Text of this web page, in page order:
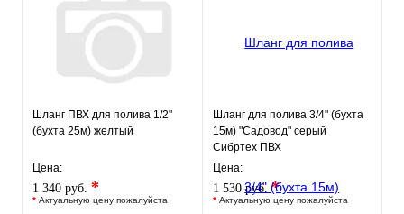
Шланг ПВХ для полива 1/2"
(бухта 25м) желтый
Цена:
1 340 руб. *
* Актуальную цену пожалуйста
Шланг для полива 3/4" (бухта
15м) "Садовод" серый
Сибртех ПВХ
Цена:
1 530 руб.*
* Актуальную цену пожалуйста